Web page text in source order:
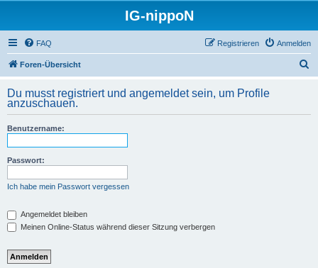
IG-nippoN
FAQ Anmelden
Registrieren
Foren-Übersicht
h
Du musst registriert und angemeldet sein, um Profile
anzuschauen.
Benutzername:
Passwort:
Ich habe mein Passwort vergessen
Angemeldet bleiben
Meinen Online-Status während dieser Sitzung verbergen